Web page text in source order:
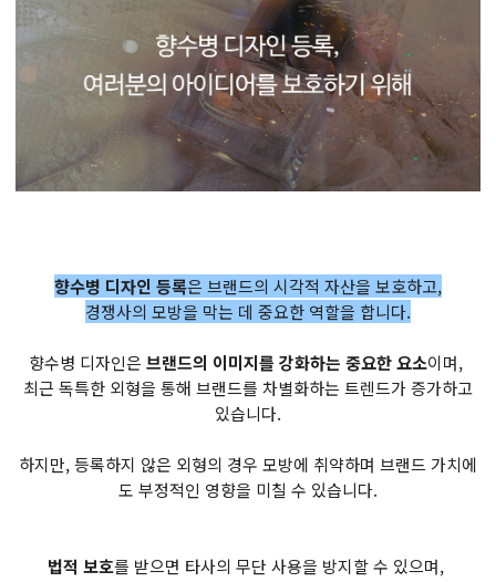
향수병 디자인 등록은 브랜드의 시각적 자산을 보호하고,
경쟁사의 모방을 막는 데 중요한 역할을 합니다.
향수병 디자인은 브랜드의 이미지를 강화하는 중요한 요소이며,
최근 독특한 외형을 통해 브랜드를 차별화하는 트렌드가 증가하고
있습니다.
하지만, 등록하지 않은 외형의 경우 모방에 취약하며 브랜드 가치에
도 부정적인 영향을 미칠 수 있습니다.
법적 보호를 받으면 타사의 무단 사용을 방지할 수 있으며,